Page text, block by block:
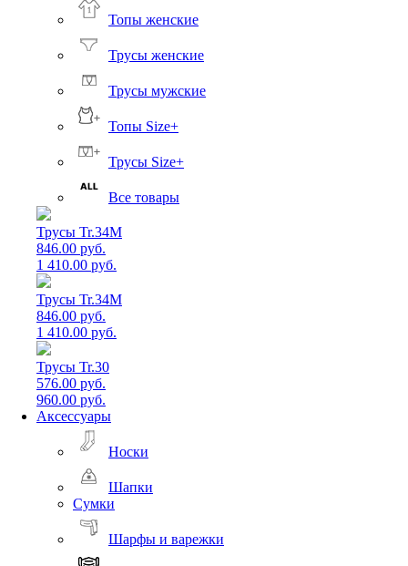
Топы женские
Трусы женские
Трусы мужские
Топы Size+
Трусы Size+
Все товары
Трусы Tr.34M
846.00 руб.
1 410.00 руб.
Трусы Tr.34M
846.00 руб.
1 410.00 руб.
Трусы Tr.30
576.00 руб.
960.00 руб.
Аксессуары
Носки
Шапки
Сумки
Шарфы и варежки